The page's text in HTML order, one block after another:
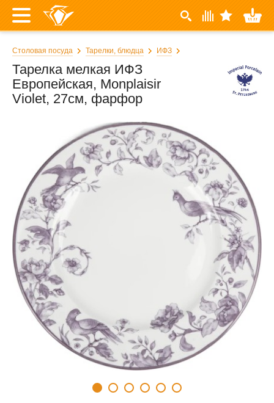
Столовая посуда Тарелки, блюдца ИФЗ
Тарелка мелкая ИФЗ
Европейская, Monplaisir
Violet, 27см, фарфор